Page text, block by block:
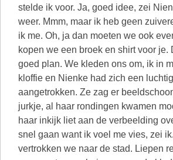
stelde ik voor. Ja, goed idee, zei
weer. Mmm, maar ik heb geen
ik me. Oh, ja dan moeten we ook
kopen we een broek en shirt voor je.
goed plan. We kleden ons om, ik in
kloffie en Nienke had zich een
aangetrokken. Ze zag er
jurkje, al haar rondingen kwamen
haar inkijk liet aan de verbeelding
snel gaan want ik voel me vies, zei
vertrokken we naar de stad. Liepen